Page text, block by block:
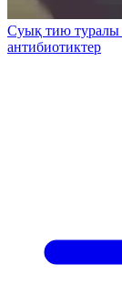
Суық тию туралы
антибиотиктер